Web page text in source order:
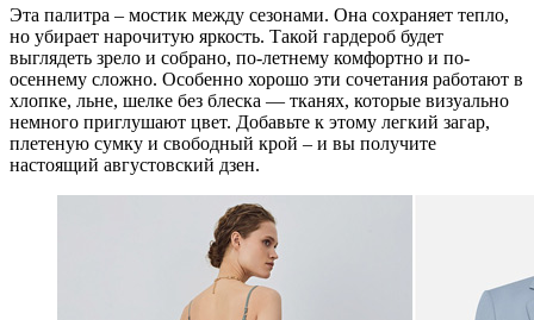
Эта палитра – мостик между сезонами. Она сохраняет тепло,
но убирает нарочитую яркость. Такой гардероб будет
выглядеть зрело и собрано, по-летнему комфортно и по-
осеннему сложно. Особенно хорошо эти сочетания работают в
хлопке, льне, шелке без блеска — тканях, которые визуально
немного приглушают цвет. Добавьте к этому легкий загар,
плетеную сумку и свободный крой – и вы получите
настоящий августовский дзен.